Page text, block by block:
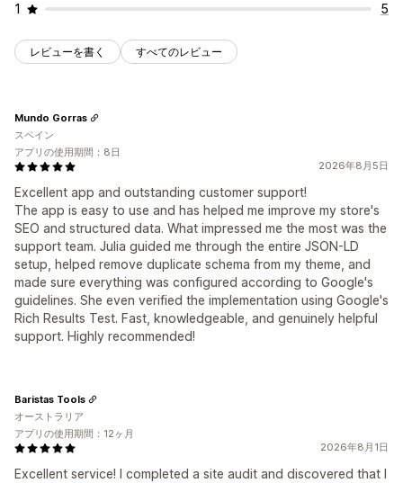
1
5
レビューを書く すべてのレビュー
2026年8月5日
Excellent app and outstanding customer support!
The app is easy to use and has helped me improve my store's
SEO and structured data. What impressed me the most was the
support team. Julia guided me through the entire JSON-LD
setup, helped remove duplicate schema from my theme, and
made sure everything was configured according to Google's
guidelines. She even verified the implementation using Google's
Rich Results Test. Fast, knowledgeable, and genuinely helpful
support. Highly recommended!
Mundo Gorras
スペイン
アプリの使用期間：8日
2026年8月1日
Excellent service! I completed a site audit and discovered that I
Baristas Tools
オーストラリア
アプリの使用期間：12ヶ月